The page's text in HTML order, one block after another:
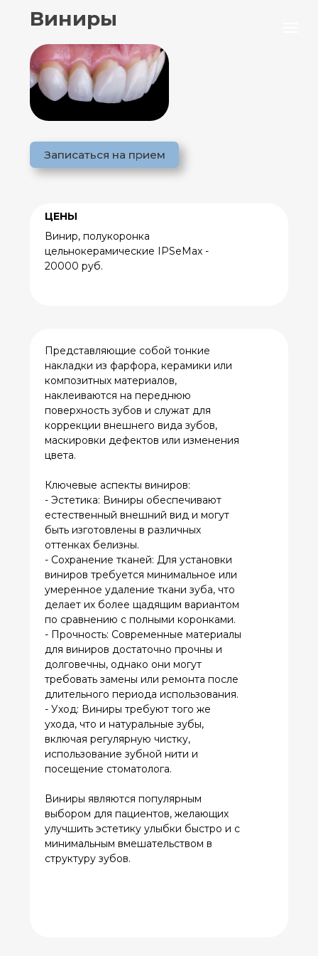
Виниры
Представляющие собой тонкие
накладки из фарфора, керамики или
композитных материалов,
Ключевые аспекты виниров:
- Эстетика: Виниры обеспечивают
естественный внешний вид и могут
быть изготовлены в различных
- Сохранение тканей: Для установки
виниров требуется минимальное или
умеренное удаление ткани зуба, что
делает их более щадящим вариантом
по сравнению с полными коронками.
- Прочность: Современные материалы
требовать замены или ремонта после
длительного периода использования.
- Уход: Виниры требуют того же
ухода, что и натуральные зубы,
включая регулярную чистку,
использование зубной нити и
посещение стоматолога.
Виниры являются популярным
выбором для пациентов, желающих
улучшить эстетику улыбки быстро и с
минимальным вмешательством в
Записаться на прием
ЦЕНЫ
Винир, полукоронка
© 2024 Все права
защищены.
ГЛАВНАЯ УСЛУГИ О НАС
КОНТАКТЫ
Записаться на прием